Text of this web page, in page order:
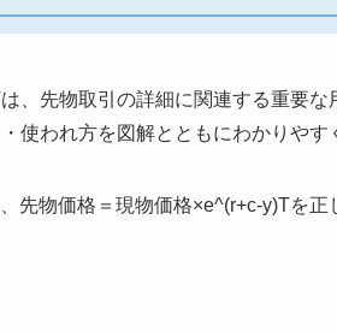
、先物取引の詳細に関連する重要
使われ方を図解とともにわかりやす
先物価格＝現物価格×e^(r+c-y)Tを